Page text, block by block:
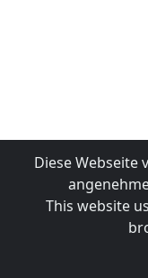
Diese Webseite
This website